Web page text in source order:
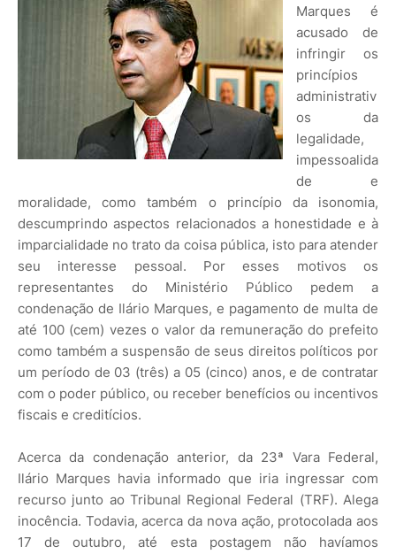
Marques é
acusado de
infringir os
princípios
administrativ
os da
legalidade,
impessoalida
de e
moralidade, como também o princípio da isonomia,
descumprindo aspectos relacionados a honestidade e à
imparcialidade no trato da coisa pública, isto para atender
seu interesse pessoal. Por esses motivos os
representantes do Ministério Público pedem a
condenação de Ilário Marques, e pagamento de multa de
até 100 (cem) vezes o valor da remuneração do prefeito
como também a suspensão de seus direitos políticos por
um período de 03 (três) a 05 (cinco) anos, e de contratar
com o poder público, ou receber benefícios ou incentivos
fiscais e creditícios.
Acerca da condenação anterior, da 23ª Vara Federal,
Ilário Marques havia informado que iria ingressar com
recurso junto ao Tribunal Regional Federal (TRF). Alega
inocência. Todavia, acerca da nova ação, protocolada aos
17 de outubro, até esta postagem não havíamos